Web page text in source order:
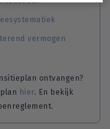
vermogen
ontvangen?
hier. En bekijk